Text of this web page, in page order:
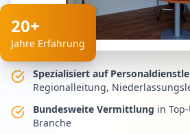
20+
Jahre Erfahrung
Spezialisiert auf
Regionalleitung,
Bundesweite Vermittlung in
Branche